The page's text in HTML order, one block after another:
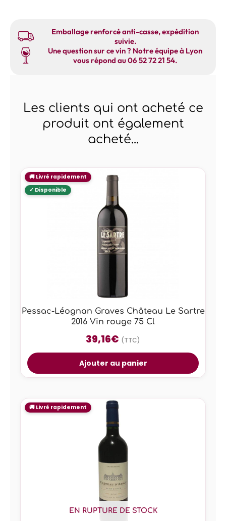
Emballage renforcé anti-casse, expédition
suivie.
Une question sur ce vin ? Notre équipe à Lyon
vous répond au 06 52 72 21 54.
Les clients qui ont acheté ce
produit ont également
acheté...
Pessac-Léognan Graves Château Le Sartre
2016 Vin rouge 75 Cl
39,16€ (TTC)
Ajouter au panier
EN RUPTURE DE STOCK